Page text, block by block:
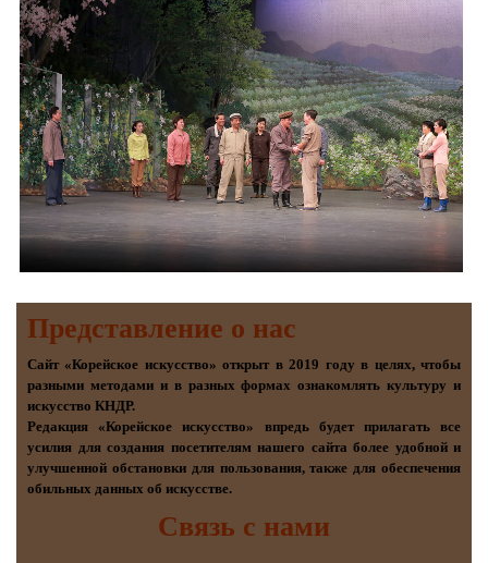
Представление о наc
Сайт «Корейское искусство» открыт в 2019 году в целях, чтобы
разными методами и в разных формах ознакомлять культуру и
искусство КНДР.
Редакция «Корейское искусство» впредь будет прилагать все
усилия для создания посетителям нашего сайта более удобной и
улучшенной обстановки для пользования, также для обеспечения
обильных данных об искусстве.
Связь с нами